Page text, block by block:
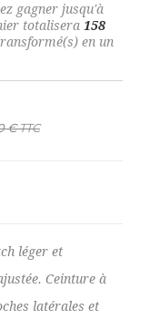
gagner jusqu'à
totalisera 158
en un
€TTC
léger et
Ceinture à
latérales et